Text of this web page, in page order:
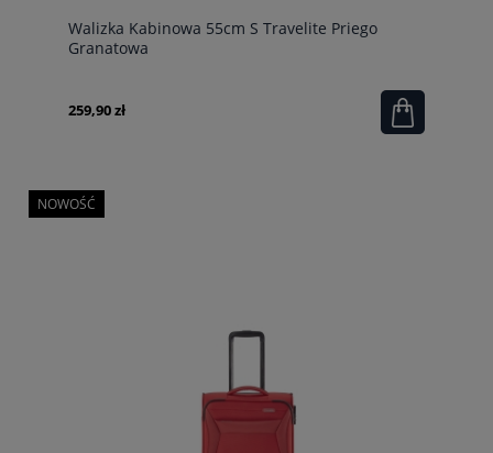
Walizka Kabinowa 55cm S Travelite Priego
Granatowa
259,90 zł
NOWOŚĆ